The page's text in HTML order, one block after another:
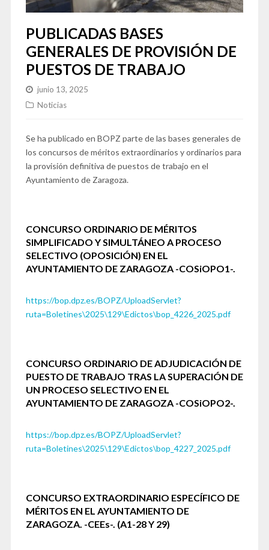
PUBLICADAS BASES
GENERALES DE PROVISIÓN DE
PUESTOS DE TRABAJO
junio 13, 2025
Noticias
Se ha publicado en BOPZ parte de las bases generales de
los concursos de méritos extraordinarios y ordinarios para
la provisión definitiva de puestos de trabajo en el
Ayuntamiento de Zaragoza.
CONCURSO ORDINARIO DE MÉRITOS
SIMPLIFICADO Y SIMULTÁNEO A PROCESO
SELECTIVO (OPOSICIÓN) EN EL
AYUNTAMIENTO DE ZARAGOZA -COSiOPO1-.
https://bop.dpz.es/BOPZ/UploadServlet?
ruta=Boletines\2025\129\Edictos\bop_4226_2025.pdf
CONCURSO ORDINARIO DE ADJUDICACIÓN DE
PUESTO DE TRABAJO TRAS LA SUPERACIÓN DE
UN PROCESO SELECTIVO EN EL
AYUNTAMIENTO DE ZARAGOZA -COSiOPO2-.
https://bop.dpz.es/BOPZ/UploadServlet?
ruta=Boletines\2025\129\Edictos\bop_4227_2025.pdf
CONCURSO EXTRAORDINARIO ESPECÍFICO DE
MÉRITOS EN EL AYUNTAMIENTO DE
ZARAGOZA. -CEEs-. (A1-28 Y 29)